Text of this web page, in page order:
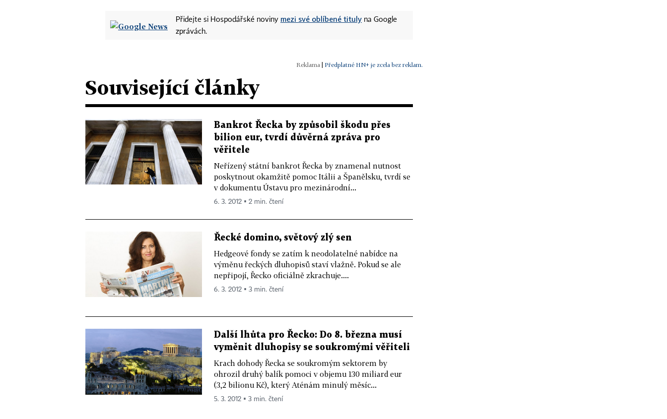
Přidejte si Hospodářské noviny mezi své oblíbené tituly na Google
zprávách.
Předplatné HN+ je zcela bez reklam.
Související články
Bankrot Řecka by způsobil škodu přes
bilion eur, tvrdí důvěrná zpráva pro
věřitele
Neřízený státní bankrot Řecka by znamenal nutnost
poskytnout okamžitě pomoc Itálii a Španělsku, tvrdí se
v dokumentu Ústavu pro mezinárodní...
6. 3. 2012 ▪ 2 min. čtení
Řecké domino, světový zlý sen
Hedgeové fondy se zatím k neodolatelné nabídce na
výměnu řeckých dluhopisů staví vlažně. Pokud se ale
nepřipojí, Řecko oficiálně zkrachuje....
6. 3. 2012 ▪ 3 min. čtení
Další lhůta pro Řecko: Do 8. března musí
vyměnit dluhopisy se soukromými věřiteli
Krach dohody Řecka se soukromým sektorem by
ohrozil druhý balík pomoci v objemu 130 miliard eur
(3,2 bilionu Kč), který Aténám minulý měsíc...
5. 3. 2012 ▪ 3 min. čtení